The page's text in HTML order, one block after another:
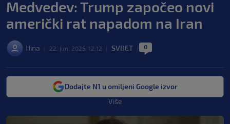
Medvedev: Trump započeo novi
američki rat napadom na Iran
Hina 22. jun. 2025. 12:12 SVIJET 0
Dodajte N1 u omiljeni Google izvor
Više